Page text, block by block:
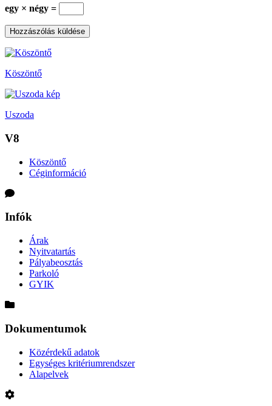
egy × négy =
Köszöntő
Uszoda
V8
Köszöntő
Céginformáció
Infók
Árak
Nyitvatartás
Pályabeosztás
Parkoló
GYIK
Dokumentumok
Közérdekű adatok
Egységes kritériumrendszer
Alapelvek